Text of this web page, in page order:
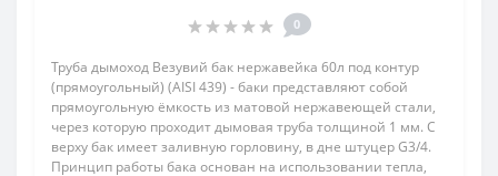
0
Труба дымоход Везувий бак нержавейка 60л под контур
(прямоугольный) (AISI 439) - баки представляют собой
прямоугольную ёмкость из матовой нержавеющей стали,
через которую проходит дымовая труба толщиной 1 мм. С
верху бак имеет заливную горловину, в дне штуцер G3/4.
Принцип работы бака основан на использовании тепла,